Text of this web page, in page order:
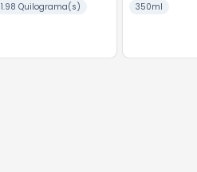
1.98 Quilograma(s) 350ml